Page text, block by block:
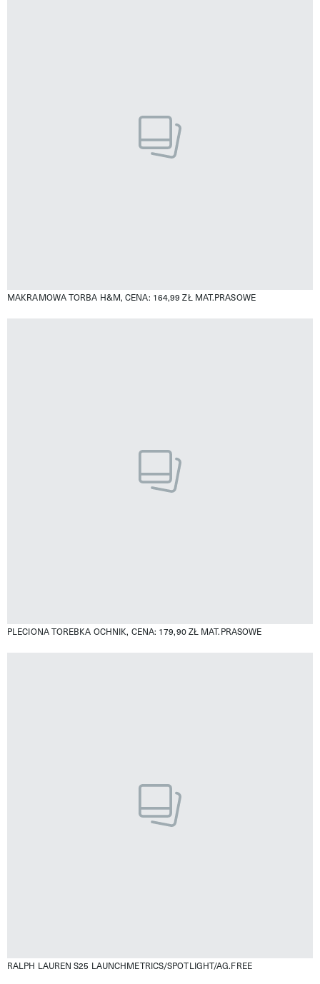
MAKRAMOWA TORBA H&M, CENA: 164,99 ZŁ MAT.PRASOWE
PLECIONA TOREBKA OCHNIK, CENA: 179,90 ZŁ MAT.PRASOWE
RALPH LAUREN S25 LAUNCHMETRICS/SPOTLIGHT/AG.FREE